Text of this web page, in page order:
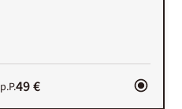
p.P.49 €